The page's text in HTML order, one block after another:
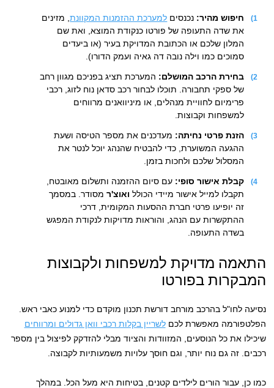
חיפוש מהיר: נכנסים למערכת ההזמנות המקוונת, מזינים
את שדה התעופה של פורטו כנקודת המוצא, ואת שם
המלון שלכם או הכתובת המדויקת בעיר (או ביעדים
סמוכים כמו וילה נובה דה גאיה ועמק הדורו).
בחירת הרכב המושלם: המערכת תציג בפניכם מגוון רחב
של ספקי תחבורה. תוכלו לבחור רכב סדאן נוח לזוג, רכבי
פרימיום לחוויית מנהלים, או מיניוואנים מרווחים
למשפחות וקבוצות.
הזנת פרטי נחיתה: מעדכנים את מספר הטיסה ושעת
ההגעה המשוערת, כדי להבטיח שהנהג יוכל לנטר את
המסלול שלכם ולחכות בזמן.
קבלת אישור סופי: עם סיום ההזמנה ותשלום מאובטח,
תקבלו למייל אישור מיידי הכולל ואוצ'רמסודר. במסמך
זה יופיעו פרטי חברת ההסעות המקומית, דרכי
ההתקשרות עם הנהג, והוראות מדויקות לנקודת המפגש
בשדה התעופה.
התאמה מדויקת למשפחות ולקבוצות
המבקרות בפורטו
נסיעה לחו"ל בהרכב מורחב דורשת תכנון מוקדם כדי למנוע כאבי ראש.
הפלטפורמה מאפשרת לכםלשריין בקלות רכבי וואן גדולים ומרווחים
שיכילו את כל הנוסעים, המזוודות והציוד מבלי להזדקק לפיצול בין מספר
רכבים. זה גם נוח יותר, וגם חוסך עלויות משמעותיות לקבוצה.
כמו כן, עבור הורים לילדים קטנים, בטיחות היא מעל הכל. במהלך